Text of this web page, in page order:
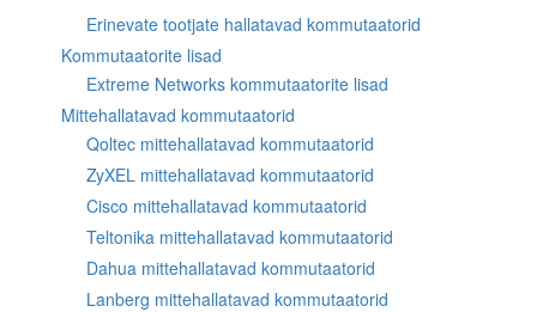
Erinevate tootjate hallatavad kommutaatorid
Kommutaatorite lisad
Extreme Networks kommutaatorite lisad
Mittehallatavad kommutaatorid
Qoltec mittehallatavad kommutaatorid
ZyXEL mittehallatavad kommutaatorid
Cisco mittehallatavad kommutaatorid
Teltonika mittehallatavad kommutaatorid
Dahua mittehallatavad kommutaatorid
Lanberg mittehallatavad kommutaatorid